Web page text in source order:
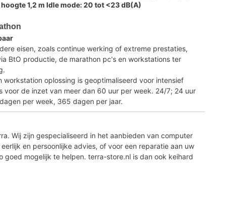
1,2 m Idle mode: 20 tot <23 dB(A)
eisen, zoals continue werking of extreme prestaties,
BtO productie, de marathon pc's en workstations ter
workstation oplossing is geoptimaliseerd voor intensief
voor de inzet van meer dan 60 uur per week. 24/7; 24 uur
per week, 365 dagen per jaar.
Wij zijn gespecialiseerd in het aanbieden van computer
en persoonlijke advies, of voor een reparatie aan uw
mogelijk te helpen. terra-store.nl is dan ook keihard